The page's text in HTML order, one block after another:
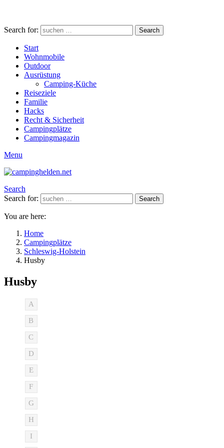
Search for: Search
Start
Wohnmobile
Outdoor
Ausrüstung
Camping-Küche
Reiseziele
Familie
Hacks
Recht & Sicherheit
Campingplätze
Campingmagazin
Menu
Search
Search for:
Search
You are here:
Home
Campingplätze
Schleswig-Holstein
Husby
Husby
A
B
C
D
E
F
G
H
I